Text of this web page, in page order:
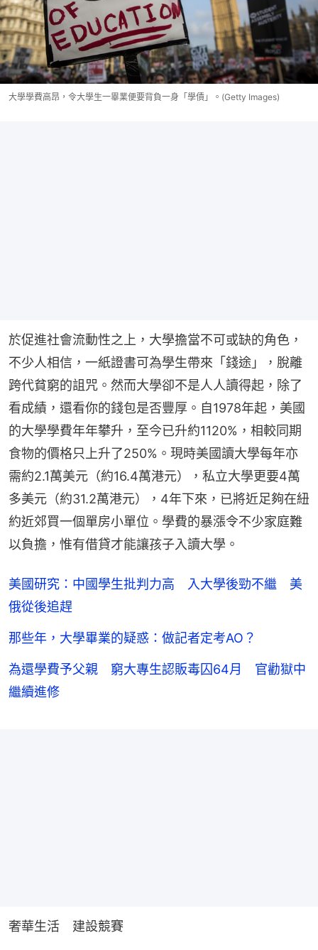
大學學費高昂，令大學生一畢業便要背負一身「學債」。(Getty Images)
於促進社會流動性之上，大學擔當不可或缺的角色，
不少人相信，一紙證書可為學生帶來「錢途」，脫離
跨代貧窮的詛咒。然而大學卻不是人人讀得起，除了
看成績，還看你的錢包是否豐厚。自1978年起，美國
的大學學費年年攀升，至今已升約1120%，相較同期
食物的價格只上升了250%。現時美國讀大學每年亦
需約2.1萬美元（約16.4萬港元），私立大學更要4萬
多美元（約31.2萬港元），4年下來，已將近足夠在紐
約近郊買一個單房小單位。學費的暴漲令不少家庭難
以負擔，惟有借貸才能讓孩子入讀大學。
美國研究：中國學生批判力高 入大學後勁不繼 美
俄從後追趕
那些年，大學畢業的疑惑：做記者定考AO？
為還學費予父親 窮大專生認販毒囚64月 官勸獄中
繼續進修
奢華生活　建設競賽